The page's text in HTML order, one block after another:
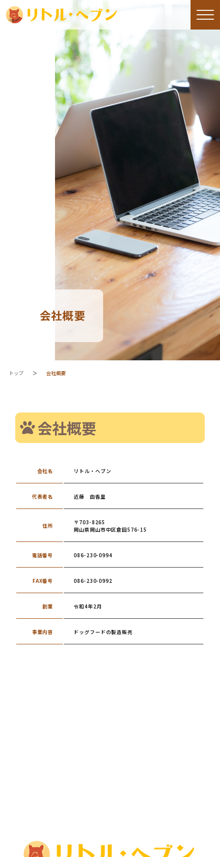
会社概要
トップ ＞ 会社概要
会社概要
会社名 リトル・ヘブン
代表者名 近藤 由香里
住所
〒703-8265
岡山県岡山市中区倉田576-15
電話番号 086-230-0994
FAX番号 086-230-0992
創業 令和4年2月
事業内容 ドッグフードの製造販売